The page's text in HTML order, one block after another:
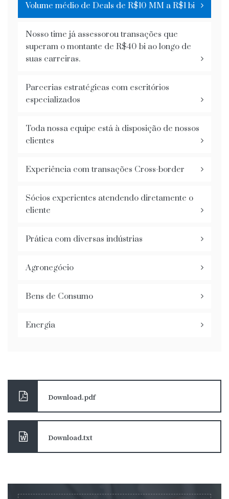
Volume médio de Deals de R$10 MM a R$1 bi
Nosso time já assessorou transações que
superam o montante de R$40 bi ao longo de
suas carreiras.
Parcerias estratégicas com escritórios
especializados
Toda nossa equipe está à disposição de nossos
clientes
Experiência com transações Cross-border
Sócios experientes atendendo diretamente o
cliente
Prática com diversas indústrias
Agronegócio
Bens de Consumo
Energia
Download.pdf
Download.txt